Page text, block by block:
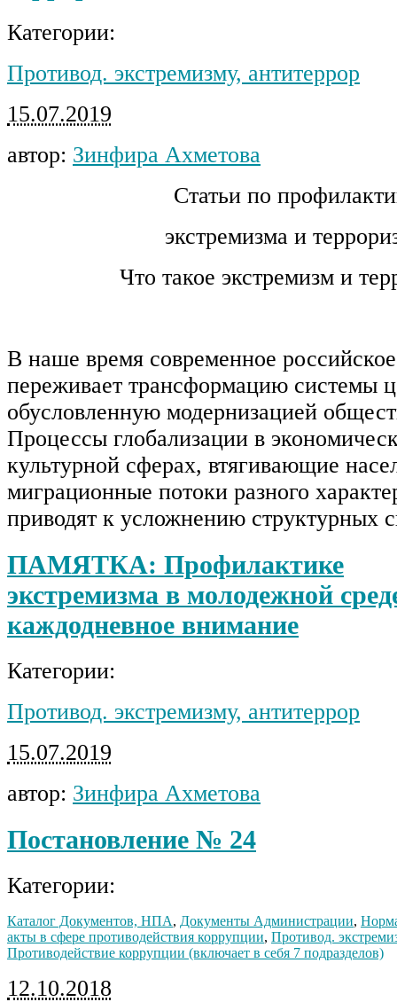
Категории:
Противод. экстремизму, антитеррор
15.07.2019
автор: Зинфира Ахметова
Статьи по
экстремизма и
Что такое экстремизм и
В наше время современное
переживает трансформацию системы
обусловленную модернизацией
Процессы глобализации в
культурной сферах, втягивающие
миграционные потоки разного
приводят к усложнению структурных
ПАМЯТКА: Профилактике
экстремизма в молодежной
каждодневное внимание
Категории:
Противод. экстремизму, антитеррор
15.07.2019
автор: Зинфира Ахметова
Постановление № 24
Категории:
Каталог Документов, НПА, Документы Администрации,
акты в сфере противодействия коррупции, Противод.
Противодействие коррупции (включает в себя 7 подразделов)
12.10.2018